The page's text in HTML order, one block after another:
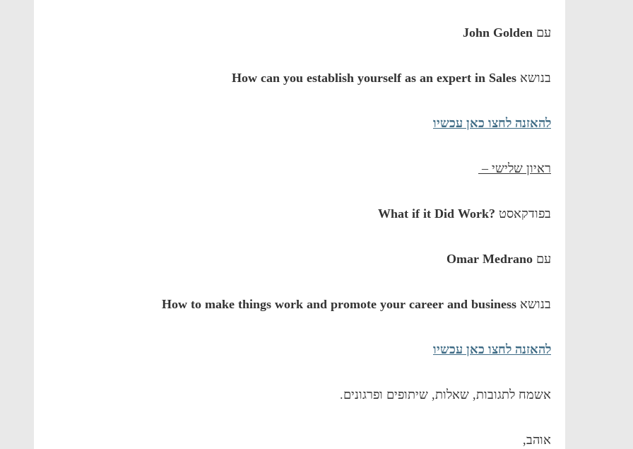
עם
בנושא How can you establish yourself as an expert in Sales
להאזנה לחצו כאן עכשיו
ראיון שלישי –
בפודקאסט ?What if it Did Work
עם Omar Medrano
בנושא How to make things work and promote your career and business
להאזנה לחצו כאן עכשיו
אשמח לתגובות, שאלות, שיתופים ופרגונים.
אוהב,